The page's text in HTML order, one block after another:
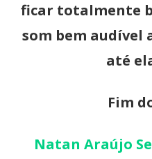
ficar totalmente
som bem audível
até
Fim
Natan Araújo